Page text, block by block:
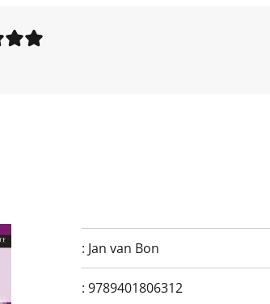
: Jan van Bon
: 9789401806312